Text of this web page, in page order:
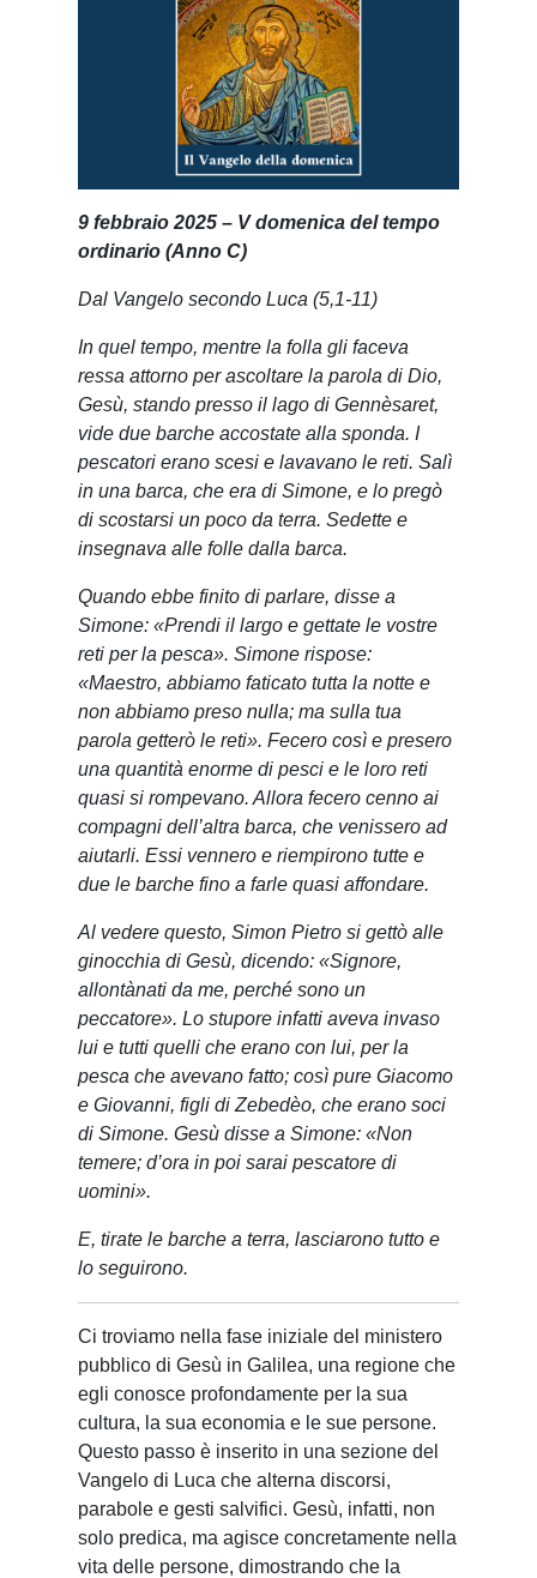
9 febbraio 2025 – V domenica del tempo
ordinario (Anno C)
Dal Vangelo secondo Luca (5,1-11)
In quel tempo, mentre la folla gli faceva
ressa attorno per ascoltare la parola di Dio,
Gesù, stando presso il lago di Gennèsaret,
vide due barche accostate alla sponda. I
pescatori erano scesi e lavavano le reti. Salì
in una barca, che era di Simone, e lo pregò
di scostarsi un poco da terra. Sedette e
insegnava alle folle dalla barca.
Quando ebbe finito di parlare, disse a
Simone: «Prendi il largo e gettate le vostre
reti per la pesca». Simone rispose:
«Maestro, abbiamo faticato tutta la notte e
non abbiamo preso nulla; ma sulla tua
parola getterò le reti». Fecero così e presero
una quantità enorme di pesci e le loro reti
quasi si rompevano. Allora fecero cenno ai
compagni dell’altra barca, che venissero ad
aiutarli. Essi vennero e riempirono tutte e
due le barche fino a farle quasi affondare.
Al vedere questo, Simon Pietro si gettò alle
ginocchia di Gesù, dicendo: «Signore,
allontànati da me, perché sono un
peccatore». Lo stupore infatti aveva invaso
lui e tutti quelli che erano con lui, per la
pesca che avevano fatto; così pure Giacomo
e Giovanni, figli di Zebedèo, che erano soci
di Simone. Gesù disse a Simone: «Non
temere; d’ora in poi sarai pescatore di
uomini».
E, tirate le barche a terra, lasciarono tutto e
lo seguirono.
Ci troviamo nella fase iniziale del ministero
pubblico di Gesù in Galilea, una regione che
egli conosce profondamente per la sua
cultura, la sua economia e le sue persone.
Questo passo è inserito in una sezione del
Vangelo di Luca che alterna discorsi,
parabole e gesti salvifici. Gesù, infatti, non
solo predica, ma agisce concretamente nella
vita delle persone, dimostrando che la